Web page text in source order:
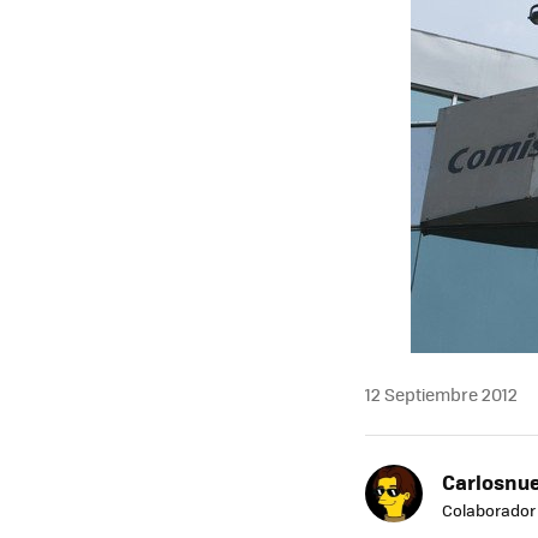
12 Septiembre 2012
Colaborador